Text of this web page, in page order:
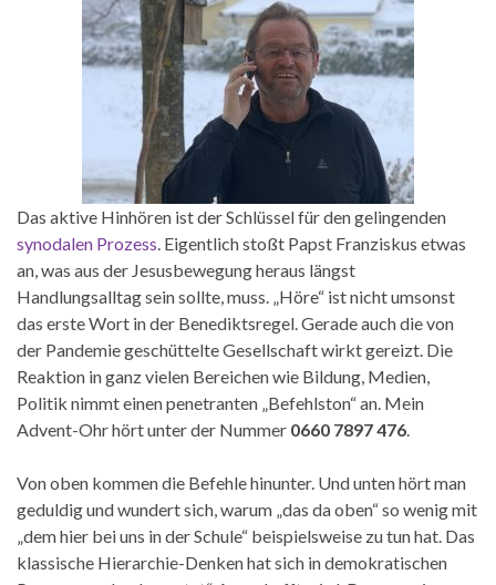
Das aktive Hinhören ist der Schlüssel für den gelingenden
synodalen Prozess . Eigentlich stoßt Papst Franziskus etwas
an, was aus der Jesusbewegung heraus längst
Handlungsalltag sein sollte, muss. „Höre“ ist nicht umsonst
das erste Wort in der Benediktsregel. Gerade auch die von
der Pandemie geschüttelte Gesellschaft wirkt gereizt. Die
Reaktion in ganz vielen Bereichen wie Bildung, Medien,
Politik nimmt einen penetranten „Befehlston“ an. Mein
Advent-Ohr hört unter der Nummer 0660 7897 476
Von oben kommen die Befehle hinunter. Und unten hört man
geduldig und wundert sich, warum „das da oben“ so wenig mit
„dem hier bei uns in der Schule“ beispielsweise zu tun hat. Das
klassische Hierarchie-Denken hat sich in demokratischen